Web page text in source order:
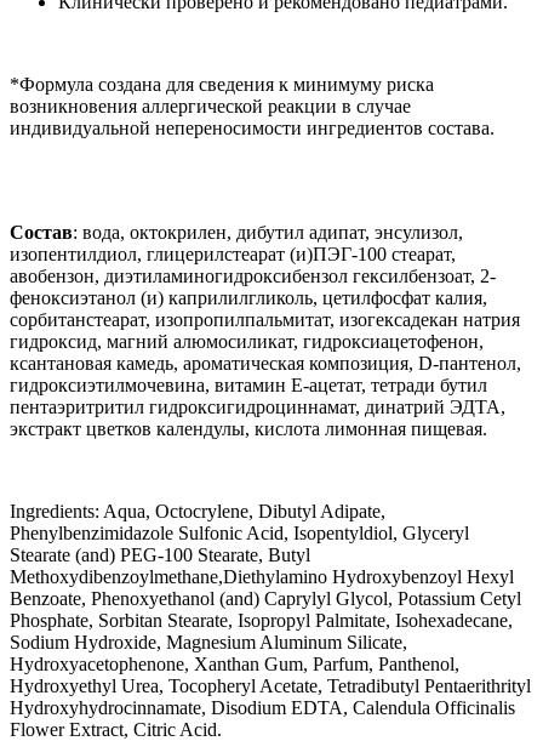
*Формула создана для сведения к минимуму риска
возникновения аллергической реакции в случае
индивидуальной непереносимости ингредиентов состава.
Состав: вода, октокрилен, дибутил адипат, энсулизол,
изопентилдиол, глицерилстеарат (и)ПЭГ-100 стеарат,
авобензон, диэтиламиногидроксибензол гексилбензоат, 2-
феноксиэтанол (и) каприлилгликоль, цетилфосфат калия,
сорбитанстеарат, изопропилпальмитат, изогексадекан натрия
гидроксид, магний алюмосиликат, гидроксиацетофенон,
ксантановая камедь, ароматическая композиция, D-пантенол,
гидроксиэтилмочевина, витамин Е-ацетат, тетради бутил
пентаэритритил гидроксигидроциннамат, динатрий ЭДТА,
экстракт цветков календулы, кислота лимонная пищевая.
Ingredients: Aqua, Octocrylene, Dibutyl Adipate,
Phenylbenzimidazole Sulfonic Acid, Isopentyldiol, Glyceryl
Stearate (and) PEG-100 Stearate, Butyl
Methoxydibenzoylmethane,Diethylamino Hydroxybenzoyl Hexyl
Benzoate, Phenoxyethanol (and) Caprylyl Glycol, Potassium Cetyl
Phosphate, Sorbitan Stearate, Isopropyl Palmitate, Isohexadecane,
Sodium Hydroxide, Magnesium Aluminum Silicate,
Hydroxyacetophenone, Xanthan Gum, Parfum, Panthenol,
Hydroxyethyl Urea, Tocopheryl Acetate, Tetradibutyl Pentaerithrityl
Hydroxyhydrocinnamate, Disodium EDTA, Сalendula Officinalis
Flower Extract, Citric Acid.